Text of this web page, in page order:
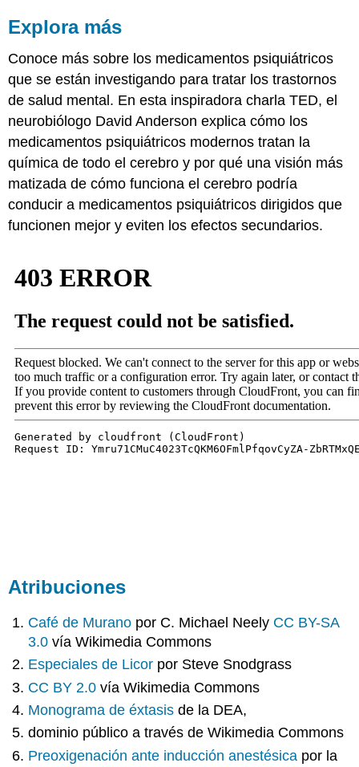
Explora más
Conoce más sobre los medicamentos psiquiátricos
que se están investigando para tratar los trastornos
de salud mental. En esta inspiradora charla TED, el
neurobiólogo David Anderson explica cómo los
medicamentos psiquiátricos modernos tratan la
química de todo el cerebro y por qué una visión más
matizada de cómo funciona el cerebro podría
conducir a medicamentos psiquiátricos dirigidos que
funcionen mejor y eviten los efectos secundarios.
Atribuciones
Café de Murano por C. Michael Neely CC BY-SA
3.0 vía Wikimedia Commons
Especiales de Licor por Steve Snodgrass
CC BY 2.0 vía Wikimedia Commons
Monograma de éxtasis de la DEA,
dominio público a través de Wikimedia Commons
Preoxigenación ante inducción anestésica por la